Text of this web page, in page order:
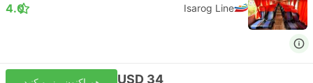
Isarog Line
4.0
USD 34